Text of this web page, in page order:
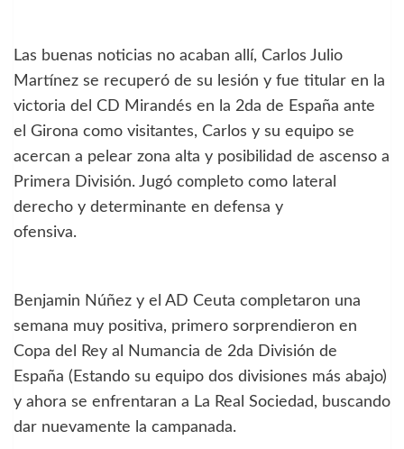
Las buenas noticias no acaban allí, Carlos Julio
Martínez se recuperó de su lesión y fue titular en la
victoria del CD Mirandés en la 2da de España ante
el Girona como visitantes, Carlos y su equipo se
acercan a pelear zona alta y posibilidad de ascenso a
Primera División. Jugó completo como lateral
derecho y determinante en defensa y
ofensiva.
Benjamin Núñez y el AD Ceuta completaron una
semana muy positiva, primero sorprendieron en
Copa del Rey al Numancia de 2da División de
España (Estando su equipo dos divisiones más abajo)
y ahora se enfrentaran a La Real Sociedad, buscando
dar nuevamente la campanada.